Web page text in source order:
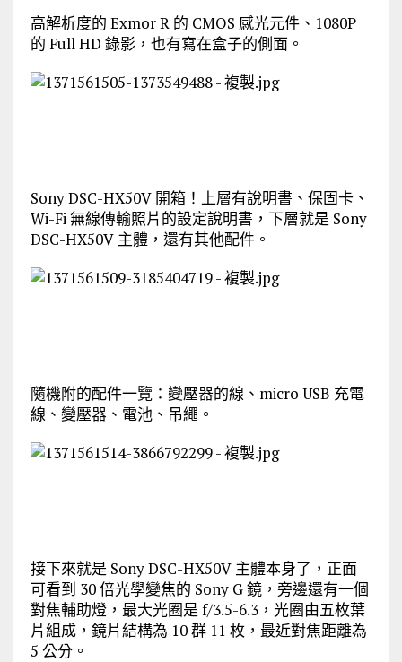
高解析度的 Exmor R 的 CMOS 感光元件、1080P
的 Full HD 錄影，也有寫在盒子的側面。
Sony DSC-HX50V 開箱！上層有說明書、保固卡、
Wi-Fi 無線傳輸照片的設定說明書，下層就是 Sony
DSC-HX50V 主體，還有其他配件。
隨機附的配件一覽：變壓器的線、micro USB 充電
線、變壓器、電池、吊繩。
接下來就是 Sony DSC-HX50V 主體本身了，正面
可看到 30 倍光學變焦的 Sony G 鏡，旁邊還有一個
對焦輔助燈，最大光圈是 f/3.5-6.3，光圈由五枚葉
片組成，鏡片結構為 10 群 11 枚，最近對焦距離為
5 公分。